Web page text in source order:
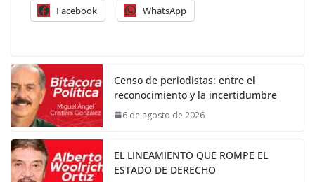
Facebook WhatsApp
Censo de periodistas: entre el
reconocimiento y la incertidumbre
6 de agosto de 2026
EL LINEAMIENTO QUE ROMPE EL
ESTADO DE DERECHO